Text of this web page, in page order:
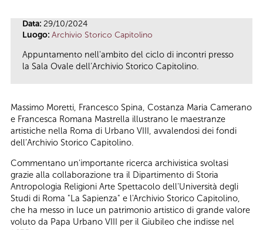
Data: 29/10/2024
Luogo: Archivio Storico Capitolino
Appuntamento nell'ambito del ciclo di incontri presso
la Sala Ovale dell’Archivio Storico Capitolino.
Massimo Moretti, Francesco Spina, Costanza Maria Camerano
e Francesca Romana Mastrella illustrano le maestranze
artistiche nella Roma di Urbano VIII, avvalendosi dei fondi
dell’Archivio Storico Capitolino.
Commentano un'importante ricerca archivistica svoltasi
grazie alla collaborazione tra il Dipartimento di Storia
Antropologia Religioni Arte Spettacolo dell'Università degli
Studi di Roma "La Sapienza" e l'Archivio Storico Capitolino,
che ha messo in luce un patrimonio artistico di grande valore
voluto da Papa Urbano VIII per il Giubileo che indisse nel